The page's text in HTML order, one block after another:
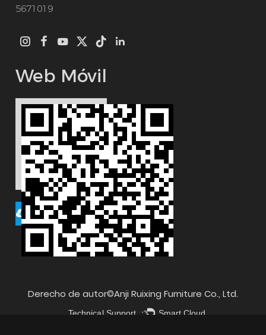
5671019
Web Móvil
Descargar pdf
Derecho de autor©Anji Ruixing Furniture Co., Ltd.
Technical Support ： Smart Cloud